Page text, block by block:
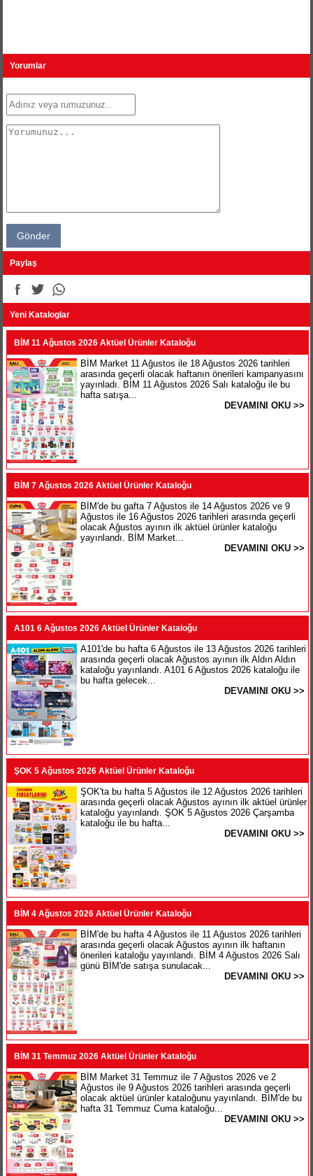
Yorumlar
Paylaş
Yeni Kataloglar
BİM 11 Ağustos 2026 Aktüel Ürünler Kataloğu
BİM Market 11 Ağustos ile 18 Ağustos 2026 tarihleri
arasında geçerli olacak haftanın önerileri kampanyasını
yayınladı. BİM 11 Ağustos 2026 Salı kataloğu ile bu
hafta satışa...
DEVAMINI OKU >>
BİM 7 Ağustos 2026 Aktüel Ürünler Kataloğu
BİM'de bu gafta 7 Ağustos ile 14 Ağustos 2026 ve 9
Ağustos ile 16 Ağustos 2026 tarihleri arasında geçerli
olacak Ağustos ayının ilk aktüel ürünler kataloğu
yayınlandı. BİM Market...
DEVAMINI OKU >>
A101 6 Ağustos 2026 Aktüel Ürünler Kataloğu
A101'de bu hafta 6 Ağustos ile 13 Ağustos 2026 tarihleri
arasında geçerli olacak Ağustos ayının ilk Aldın Aldın
kataloğu yayınlandı. A101 6 Ağustos 2026 kataloğu ile
bu hafta gelecek...
DEVAMINI OKU >>
ŞOK 5 Ağustos 2026 Aktüel Ürünler Kataloğu
ŞOK'ta bu hafta 5 Ağustos ile 12 Ağustos 2026 tarihleri
arasında geçerli olacak Ağustos ayının ilk aktüel ürünler
kataloğu yayınlandı. ŞOK 5 Ağustos 2026 Çarşamba
kataloğu ile bu hafta...
DEVAMINI OKU >>
BİM 4 Ağustos 2026 Aktüel Ürünler Kataloğu
BİM'de bu hafta 4 Ağustos ile 11 Ağustos 2026 tarihleri
arasında geçerli olacak Ağustos ayının ilk haftanın
önerileri kataloğu yayınlandı. BİM 4 Ağustos 2026 Salı
günü BİM'de satışa sunulacak...
DEVAMINI OKU >>
BİM 31 Temmuz 2026 Aktüel Ürünler Kataloğu
BİM Market 31 Temmuz ile 7 Ağustos 2026 ve 2
Ağustos ile 9 Ağustos 2026 tarihleri arasında geçerli
olacak aktüel ürünler kataloğunu yayınlandı. BİM'de bu
hafta 31 Temmuz Cuma kataloğu...
DEVAMINI OKU >>